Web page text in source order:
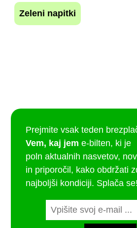
Zeleni napitki
Prejmite vsak teden
Vem, kaj jem e-bilten, ki je
poln aktualnih nasvetov,
in priporočil, kako obdržati
najboljši kondiciji. Splača se!